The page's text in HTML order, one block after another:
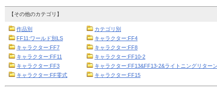
【その他のカテゴリ】
作品別
カテゴリ別
FF11:ワールド別LS
キャラクター:FF4
キャラクター:FF7
キャラクター:FF8
キャラクター:FF11
キャラクター:FF10-2
キャラクター:FF3
キャラクター:FF13&FF13-2&ライトニングリター
キャラクター:FF零式
キャラクター:FF15